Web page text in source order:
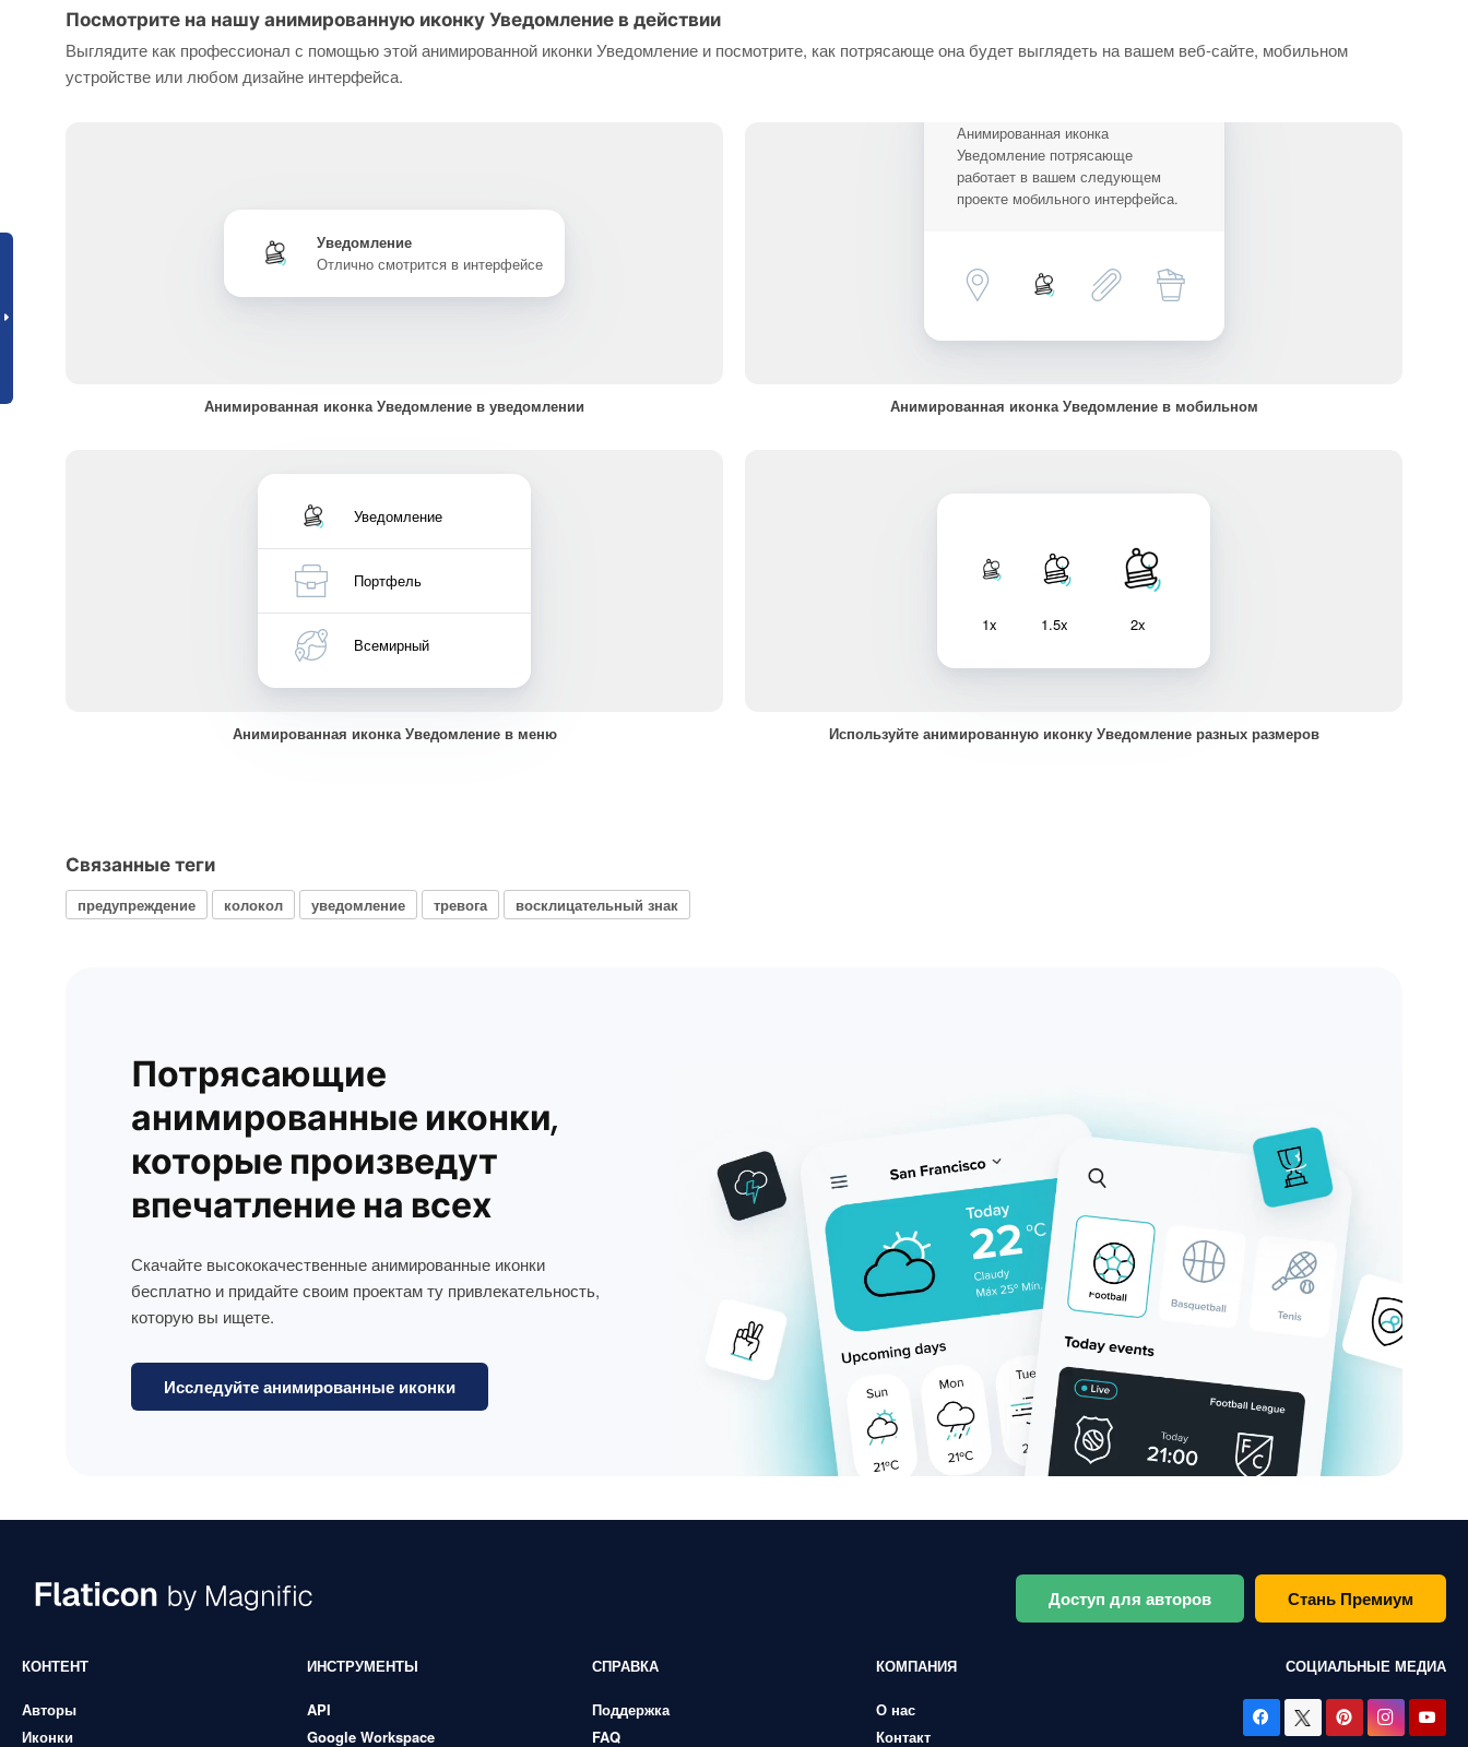
Посмотрите на нашу анимированную иконку Уведомление в действии
Выглядите как профессионал с помощью этой анимированной иконки Уведомление и посмотрите, как потрясающе она будет выглядеть на вашем веб-сайте, мобильном
устройстве или любом дизайне интерфейса.
Уведомление
Отлично смотрится в интерфейсе
Анимированная иконка Уведомление в уведомлении
Анимированная иконка
Уведомление потрясающе
работает в вашем следующем
проекте мобильного интерфейса.
Анимированная иконка Уведомление в мобильном
Уведомление
Портфель
Всемирный
Анимированная иконка Уведомление в меню
1x 1.5x 2x
Используйте анимированную иконку Уведомление разных размеров
Связанные теги
предупреждение колокол уведомление тревога восклицательный знак
Потрясающие
анимированные иконки,
которые произведут
впечатление на всех
Скачайте высококачественные анимированные иконки
бесплатно и придайте своим проектам ту привлекательность,
которую вы ищете.
Исследуйте анимированные иконки
Доступ для авторов Стань Премиум
КОНТЕНТ
Авторы
Иконки
ИНСТРУМЕНТЫ
API
Google Workspace
СПРАВКА
Поддержка
FAQ
КОМПАНИЯ
О нас
Контакт
СОЦИАЛЬНЫЕ МЕДИА